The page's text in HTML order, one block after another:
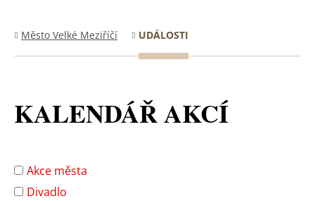
Město Velké Meziříčí UDÁLOSTI
KALENDÁŘ AKCÍ
Akce města
Divadlo